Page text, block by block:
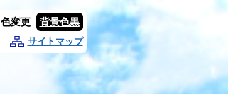
色変更 背景色黒
サイトマップ